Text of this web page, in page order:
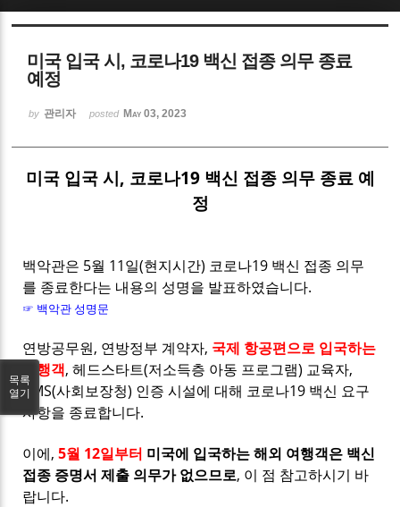
미국 입국 시, 코로나19 백신 접종 의무 종료
예정
by 관리자 posted May 03, 2023
미국 입국 시, 코로나19 백신 접종 의무 종료 예
정
백악관은 5월 11일(현지시간) 코로나19 백신 접종 의무
를 종료한다는 내용의 성명을 발표하였습니다.
☞ 백악관 성명문
연방공무원, 연방정부 계약자, 국제 항공편으로 입국하는
여행객, 헤드스타트(저소득층 아동 프로그램) 교육자,
CMS(사회보장청) 인증 시설에 대해 코로나19 백신 요구
사항을 종료합니다.
이에,5월 12일부터 미국에 입국하는 해외 여행객은 백신
접종 증명서 제출 의무가 없으므로, 이 점 참고하시기 바
랍니다.
목록
열기
Sketchbook5, 스케치북5
Sketchbook5, 스케치북5